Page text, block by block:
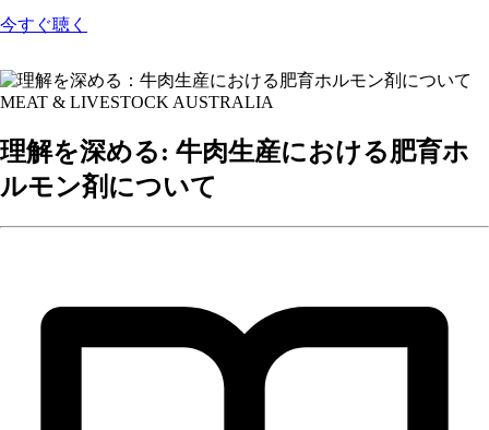
今すぐ聴く
MEAT & LIVESTOCK AUSTRALIA
理解を深める: 牛肉生産における肥育ホ
ルモン剤について